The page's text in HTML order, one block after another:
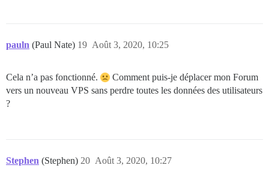
pauln (Paul Nate) Août 3, 2020, 10:25
19
Cela n’a pas fonctionné.
Comment puis-je déplacer mon Forum
vers un nouveau VPS sans perdre toutes les données des utilisateurs
?
Stephen (Stephen) Août 3, 2020, 10:27
20